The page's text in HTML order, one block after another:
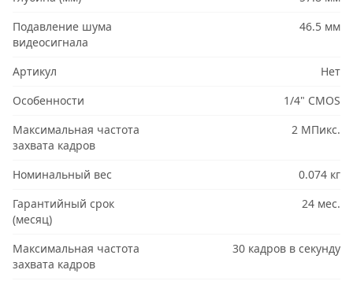
Подавление шума
видеосигнала
46.5 мм
Артикул
Нет
Особенности
1/4" CMOS
Максимальная частота
захвата кадров
2 МПикс.
Номинальный вес
0.074 кг
Гарантийный срок
(месяц)
24 мес.
Максимальная частота
захвата кадров
30 кадров в секунду